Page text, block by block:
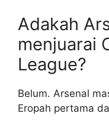
Adakah
menjuarai
League?
Belum. Arsenal
Eropah pertama